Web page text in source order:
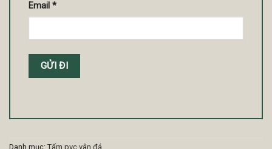
Email *
Danh mục: Tấm pvc vân đá